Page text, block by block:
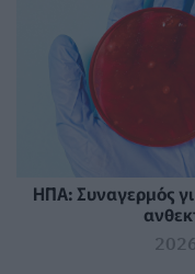
ΗΠΑ: Συναγερμός